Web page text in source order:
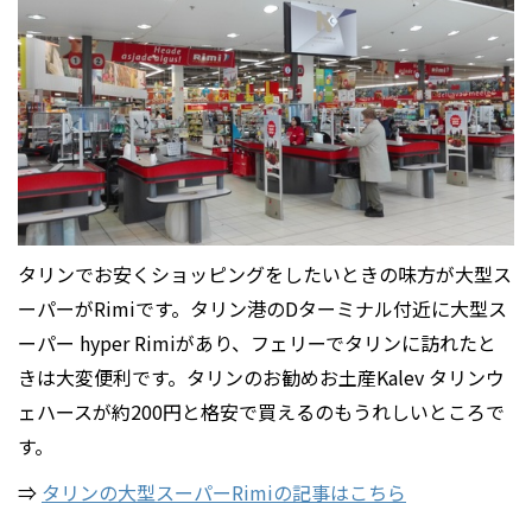
タリンでお安くショッピングをしたいときの味方が大型ス
ーパーがRimiです。タリン港のDターミナル付近に大型ス
ーパー hyper Rimiがあり、フェリーでタリンに訪れたと
きは大変便利です。タリンのお勧めお土産Kalev タリンウ
ェハースが約200円と格安で買えるのもうれしいところで
す。
⇒ タリンの大型スーパーRimiの記事はこちら